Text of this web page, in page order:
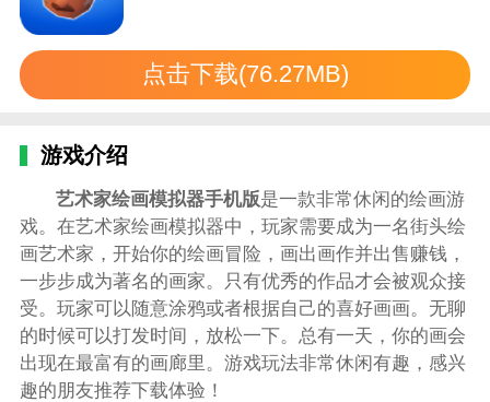
点击下载(76.27MB)
游戏介绍
艺术家绘画模拟器手机版是一款非常休闲的绘画游
戏。在艺术家绘画模拟器中，玩家需要成为一名街头绘
画艺术家，开始你的绘画冒险，画出画作并出售赚钱，
一步步成为著名的画家。只有优秀的作品才会被观众接
受。玩家可以随意涂鸦或者根据自己的喜好画画。无聊
的时候可以打发时间，放松一下。总有一天，你的画会
出现在最富有的画廊里。游戏玩法非常休闲有趣，感兴
趣的朋友推荐下载体验！